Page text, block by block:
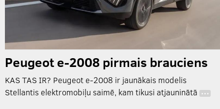
Peugeot e-2008 pirmais brauciens
KAS TAS IR? Peugeot e-2008 ir jaunākais modelis
Stellantis elektromobiļu saimē, kam tikusi atjauninātā …